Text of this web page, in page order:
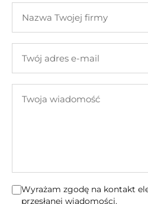
nazwisko
Twojej
adres
mail
wiadomość
Wyrażam zgodę na kontakt
przesłanej wiadomości.